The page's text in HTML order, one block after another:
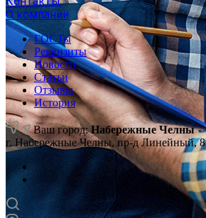
О компании
ГОСТы
Реквизиты
Новости
Статьи
Отзывы
История
Ваш город:Набережные Челны
г. Набережные Челны, пр-д Линейный, 8